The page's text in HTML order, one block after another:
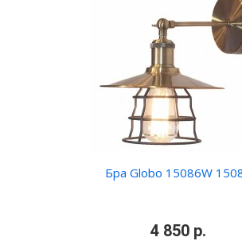
Бра Globo 15086W
4 850 р.